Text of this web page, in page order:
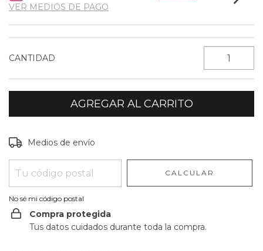
VER MEDIOS DE PAGO
CANTIDAD
Entregas para el CP:
Medios de envío
CALCULAR
No sé mi código postal
Compra protegida
Tus datos cuidados durante toda la compra.